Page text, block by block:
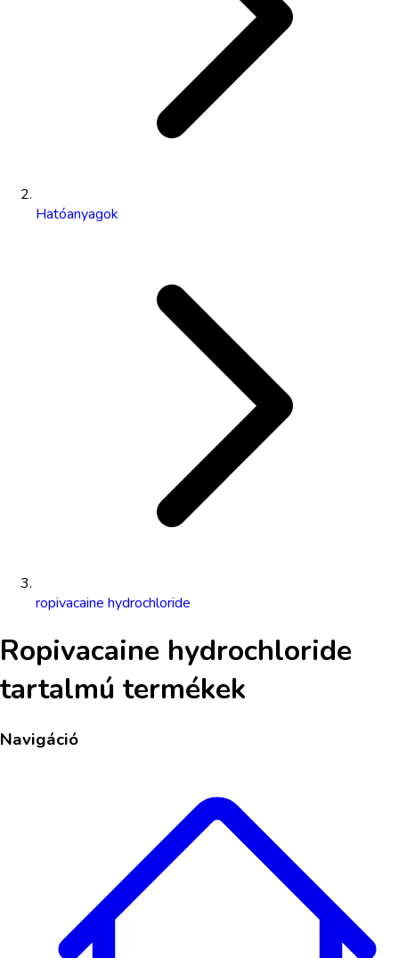
Hatóanyagok
ropivacaine hydrochloride
Ropivacaine hydrochloride
tartalmú termékek
Navigáció